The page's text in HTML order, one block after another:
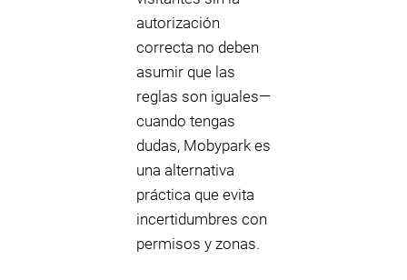
autorización
correcta no deben
asumir que las
reglas son iguales—
cuando tengas
dudas, Mobypark es
una alternativa
práctica que evita
incertidumbres con
permisos y zonas.